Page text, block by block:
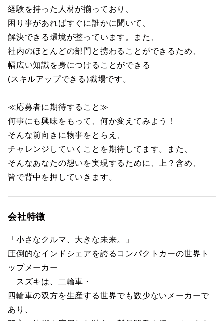
経験を持った人材が揃っており、
困り事があればすぐに誰かに聞いて、
解決できる環境が整っています。また、
社内のほとんどの部門と携わることができるため、
幅広い知識を身につけることができる
(スキルアップできる)職場です。
≪応募者に期待すること≫
何事にも興味をもって、何か変えてみよう！
そんな前向きに物事をとらえ、
チャレンジしていくことを期待してます。また、
そんなあなたの想いを実現するために、上？含め、
皆で背中を押していきます。
会社特徴
「小さなクルマ、大きな未来。」
圧倒的なインドシェアを誇るコンパクトカーの世界ト
ップメーカー
スズキは、二輪車・
四輪車の双方を生産する世界でも数少ないメーカーで
あり、